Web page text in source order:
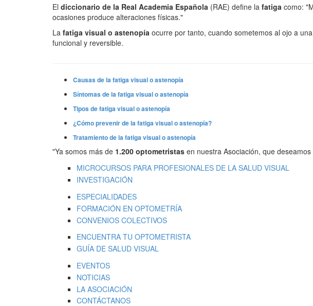
El diccionario de la Real Academia Española (RAE) define la fatiga como:
ocasiones produce alteraciones físicas."
La fatiga visual o astenopía ocurre por tanto, cuando sometemos al ojo a
funcional y reversible.
Causas de la fatiga visual o astenopía
Síntomas de la fatiga visual o astenopía
Tipos de fatiga visual o astenopía
¿Cómo prevenir de la fatiga visual o astenopía?
Tratamiento de la fatiga visual o astenopía
"Ya somos más de 1.200 optometristas en nuestra Asociación, que
MICROCURSOS PARA PROFESIONALES DE LA SALUD VISUAL
INVESTIGACIÓN
ESPECIALIDADES
FORMACIÓN EN OPTOMETRÍA
CONVENIOS COLECTIVOS
ENCUENTRA TU OPTOMETRISTA
GUÍA DE SALUD VISUAL
EVENTOS
NOTICIAS
LA ASOCIACIÓN
CONTÁCTANOS